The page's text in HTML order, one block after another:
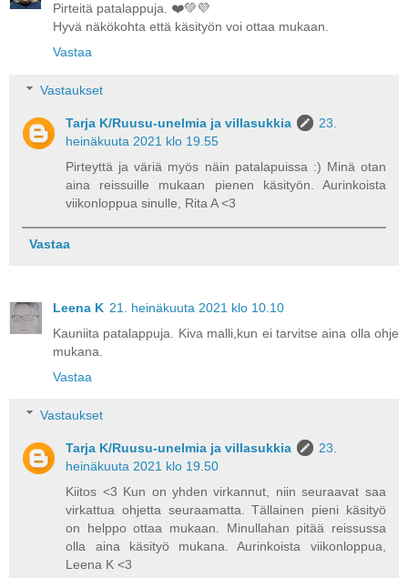
Pirteitä patalappuja. ❤️💚💜
Hyvä näkökohta että käsityön voi ottaa mukaan.
Vastaa
Vastaukset
Tarja K/Ruusu-unelmia ja villasukkia
23.
heinäkuuta 2021 klo 19.55
Pirteyttä ja väriä myös näin patalapuissa :) Minä otan
aina reissuille mukaan pienen käsityön. Aurinkoista
viikonloppua sinulle, Rita A <3
Vastaa
Leena K 21. heinäkuuta 2021 klo 10.10
Kauniita patalappuja. Kiva malli,kun ei tarvitse aina olla ohje
mukana.
Vastaa
Vastaukset
Tarja K/Ruusu-unelmia ja villasukkia
23.
heinäkuuta 2021 klo 19.50
Kiitos <3 Kun on yhden virkannut, niin seuraavat saa
virkattua ohjetta seuraamatta. Tällainen pieni käsityö
on helppo ottaa mukaan. Minullahan pitää reissussa
olla aina käsityö mukana. Aurinkoista viikonloppua,
Leena K <3